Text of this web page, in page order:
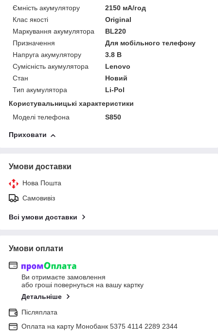
Ємність акумулятору
2150 мА/год
Клас якості
Original
Маркування акумулятора
BL220
Призначення
Для мобільного телефону
Напруга акумулятору
3.8 В
Сумісність акумулятора
Lenovo
Стан
Новий
Тип акумулятора
Li-Pol
Користувальницькі характеристики
Моделі телефона
S850
Приховати
Умови доставки
Нова Пошта
Самовивіз
Всі умови доставки
Умови оплати
Ви отримаєте замовлення
або гроші повернуться на вашу картку
Детальніше
Післяплата
Оплата на карту Монобанк 5375 4114 2289 2344